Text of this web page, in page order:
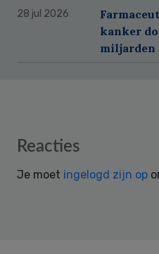
28 jul 2026
kanker
miljarden
Reader
Reacties
Je moet ingelogd zijn op